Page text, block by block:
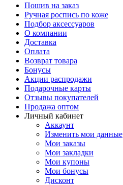
Пошив на заказ
Ручная роспись по коже
Подбор аксессуаров
О компании
Доставка
Оплата
Возврат товара
Бонусы
Акции распродажи
Подарочные карты
Отзывы покупателей
Продажа оптом
Личный кабинет
Аккаунт
Изменить мои данные
Мои заказы
Мои закладки
Мои купоны
Мои бонусы
Дисконт